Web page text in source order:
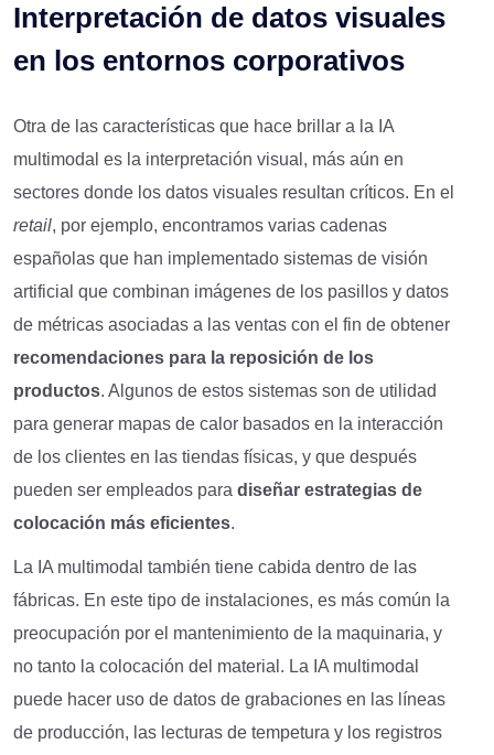
Interpretación de datos visuales
en los entornos corporativos
Otra de las características que hace brillar a la IA
multimodal es la interpretación visual, más aún en
sectores donde los datos visuales resultan críticos. En el
retail, por ejemplo, encontramos varias cadenas
españolas que han implementado sistemas de visión
artificial que combinan imágenes de los pasillos y datos
de métricas asociadas a las ventas con el fin de obtener
recomendaciones para la reposición de los
productos. Algunos de estos sistemas son de utilidad
para generar mapas de calor basados en la interacción
de los clientes en las tiendas físicas, y que después
pueden ser empleados para diseñar estrategias de
colocación más eficientes.
La IA multimodal también tiene cabida dentro de las
fábricas. En este tipo de instalaciones, es más común la
preocupación por el mantenimiento de la maquinaria, y
no tanto la colocación del material. La IA multimodal
puede hacer uso de datos de grabaciones en las líneas
de producción, las lecturas de tempetura y los registros